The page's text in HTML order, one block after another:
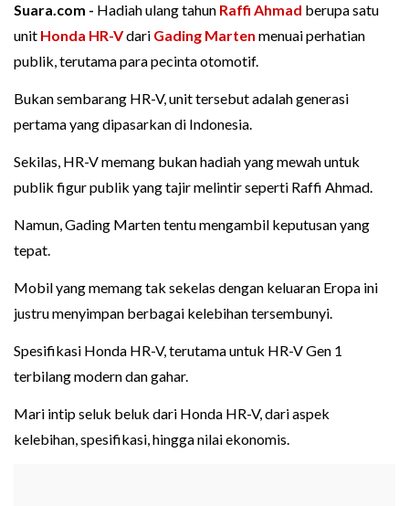
Suara.com - Hadiah ulang tahun Raffi Ahmad berupa satu
unit Honda HR-Vdari Gading Marten menuai perhatian
publik, terutama para pecinta otomotif.
Bukan sembarang HR-V, unit tersebut adalah generasi
pertama yang dipasarkan di Indonesia.
Sekilas, HR-V memang bukan hadiah yang mewah untuk
publik figur publik yang tajir melintir seperti Raffi Ahmad.
Namun, Gading Marten tentu mengambil keputusan yang
tepat.
Mobil yang memang tak sekelas dengan keluaran Eropa ini
justru menyimpan berbagai kelebihan tersembunyi.
Spesifikasi Honda HR-V, terutama untuk HR-V Gen 1
terbilang modern dan gahar.
Mari intip seluk beluk dari Honda HR-V, dari aspek
kelebihan, spesifikasi, hingga nilai ekonomis.